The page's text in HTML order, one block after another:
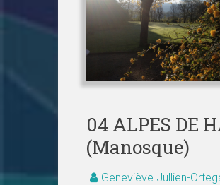
04 ALPES DE
(Manosque)
Geneviève Jullien-